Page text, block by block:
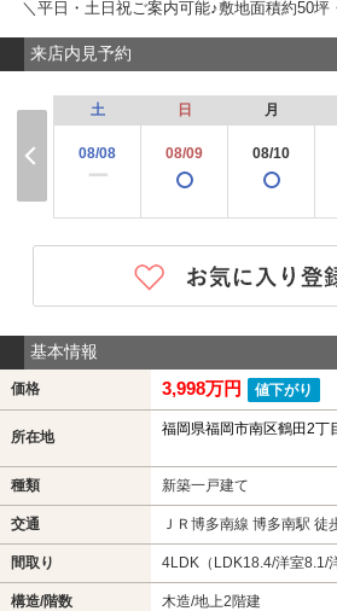
＼平日・土日祝ご案内可能♪敷地面積約50坪
来店内見予約
土
08/08
ー
日
08/09
月
08/10
基本情報
価格 3,998万円 値下がり
所在地 福岡県福岡市南区鶴田2丁
種類 新築一戸建て
交通 ＪＲ博多南線 博多南駅 徒
間取り 4LDK（LDK18.4/洋室8.1/
構造/階数 木造/地上2階建